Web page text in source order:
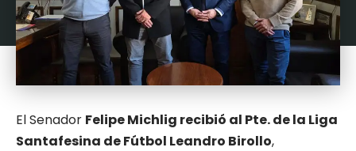
El Senador Felipe Michlig recibió al Pte. de la Liga
Santafesina de Fútbol Leandro Birollo,